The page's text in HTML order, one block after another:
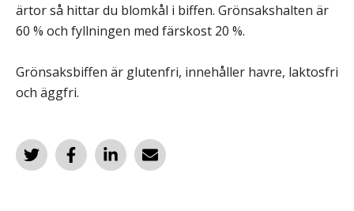
ärtor så hittar du blomkål i biffen. Grönsakshalten är
60 % och fyllningen med färskost 20 %.
Grönsaksbiffen är glutenfri, innehåller havre, laktosfri
och äggfri.